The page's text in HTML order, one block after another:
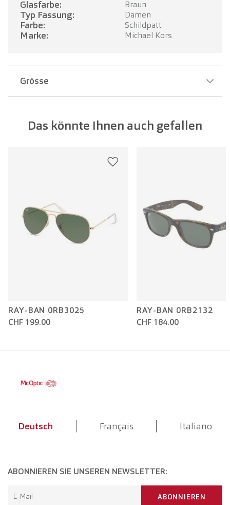
Glasfarbe: Braun
Typ Fassung: Damen
Farbe: Schildpatt
Marke: Michael Kors
Grösse
Glasbreite: 55 mm
Das könnte Ihnen auch gefallen
RAY-BAN 0RB3025
CHF 199.00
RAY-BAN 0RB2132
CHF 184.00
Deutsch Français Italiano
ABONNIEREN SIE UNSEREN NEWSLETTER:
E-Mail ABONNIEREN